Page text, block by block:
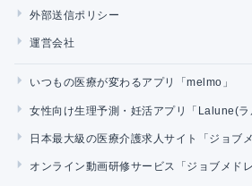
外部送信ポリシー
運営会社
いつもの医療が変わるアプリ「melmo」
女性向け生理予測・妊活アプリ「Lalune(ラ
日本最大級の医療介護求人サイト「ジョブメ
オンライン動画研修サービス「ジョブメド